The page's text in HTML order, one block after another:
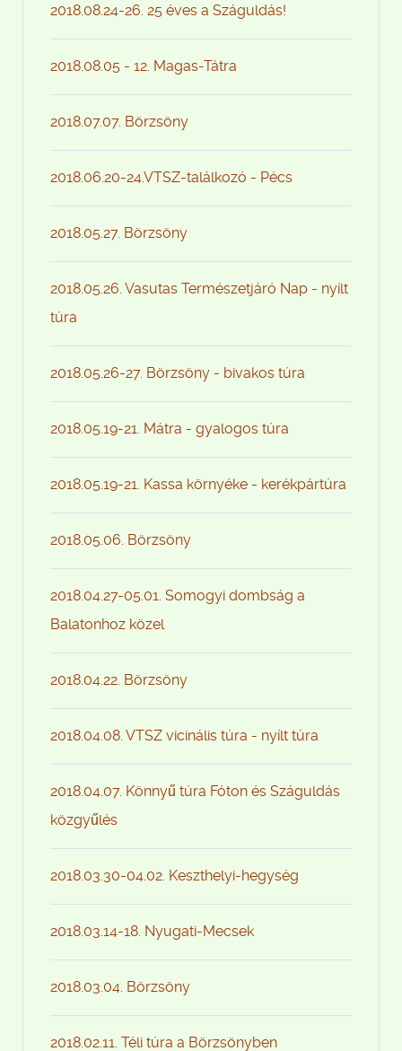
2018.08.24-26. 25 éves a Száguldás!
2018.08.05 - 12. Magas-Tátra
2018.07.07. Börzsöny
2018.06.20-24.VTSZ-találkozó - Pécs
2018.05.27. Börzsöny
2018.05.26. Vasutas Természetjáró Nap - nyílt
túra
2018.05.26-27. Börzsöny - bivakos túra
2018.05.19-21. Mátra - gyalogos túra
2018.05.19-21. Kassa környéke - kerékpártúra
2018.05.06. Börzsöny
2018.04.27-05.01. Somogyi dombság a
Balatonhoz közel
2018.04.22. Börzsöny
2018.04.08. VTSZ vicinális túra - nyílt túra
2018.04.07. Könnyű túra Fóton és Száguldás
közgyűlés
2018.03.30-04.02. Keszthelyi-hegység
2018.03.14-18. Nyugati-Mecsek
2018.03.04. Börzsöny
2018.02.11. Téli túra a Börzsönyben